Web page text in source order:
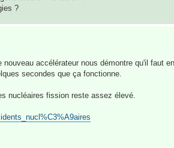
?
accélérateur nous démontre qu'il faut
secondes que ça fonctionne.
nucléaires fission reste assez élevé.